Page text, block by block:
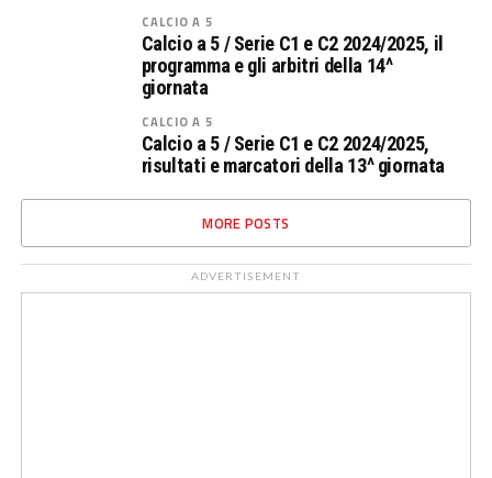
CALCIO A 5
Calcio a 5 / Serie C1 e C2 2024/2025, il
programma e gli arbitri della 14^
giornata
CALCIO A 5
Calcio a 5 / Serie C1 e C2 2024/2025,
risultati e marcatori della 13^ giornata
MORE POSTS
ADVERTISEMENT